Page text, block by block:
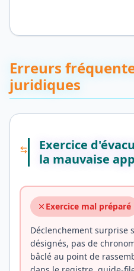
Erreurs
juridiques
Exercice
la mauvaise
Exercice mal préparé
Déclenchement surprise
désignés, pas de
bâclé au point de